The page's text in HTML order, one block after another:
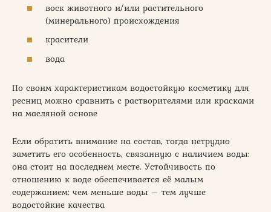
воск животного и/или растительного
(минерального) происхождения
красители
вода
По своим характеристикам водостойкую косметику для
ресниц можно сравнить с растворителями или красками
на масляной основе
Если обратить внимание на состав, тогда нетрудно
заметить его особенность, связанную с наличием воды:
она стоит на последнем месте. Устойчивость по
отношению к воде обеспечивается её малым
содержанием: чем меньше воды – тем лучше
водостойкие качества